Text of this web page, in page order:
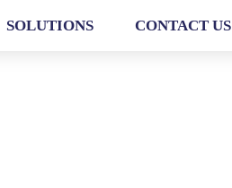
SOLUTIONS CONTACT US